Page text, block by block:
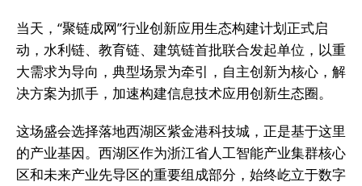
当天，“聚链成网”行业创新应用生态构建计划正式启
动，水利链、教育链、建筑链首批联合发起单位，以重
大需求为导向，典型场景为牵引，自主创新为核心，解
决方案为抓手，加速构建信息技术应用创新生态圈。
这场盛会选择落地西湖区紫金港科技城，正是基于这里
的产业基因。西湖区作为浙江省人工智能产业集群核心
区和未来产业先导区的重要组成部分，始终屹立于数字